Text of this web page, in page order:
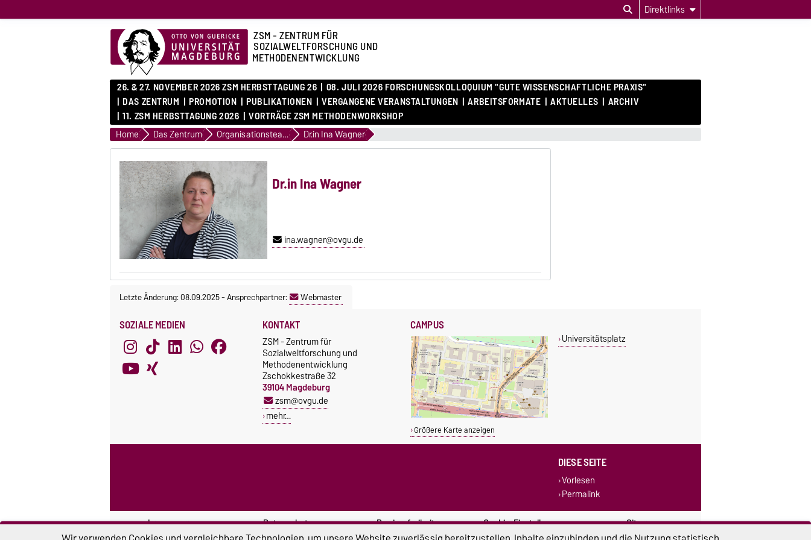
Direktlinks
ZSM - ZENTRUM FÜR
SOZIALWELTFORSCHUNG UND
METHODENENTWICKLUNG
26. & 27. NOVEMBER 2026 ZSM HERBSTTAGUNG 26 08. JULI 2026 FORSCHUNGSKOLLOQUIUM "GUTE WISSENSCHAFTLICHE PRAXIS"
DAS ZENTRUM
PROMOTION PUBLIKATIONEN VERGANGENE VERANSTALTUNGEN ARBEITSFORMATE AKTUELLES
ARCHIV
11. ZSM HERBSTTAGUNG 2026 VORTRÄGE ZSM METHODENWORKSHOP
Home Das Zentrum Organisationsteam Dr.in Ina Wagner
Dr.in Ina Wagner
ina.wagner@ovgu.de
Letzte Änderung: 08.09.2025-Ansprechpartner: Webmaster
SOZIALE MEDIEN KONTAKT
ZSM - Zentrum für
Sozialweltforschung und
Methodenentwicklung
Zschokkestraße 32
39104 Magdeburg
zsm@ovgu.de
mehr…
CAMPUS
Größere Karte anzeigen
Universitätsplatz
DIESE SEITE
Vorlesen
Permalink
Impressum Datenschutz Barrierefreiheit Cookie-Einstellungen Sitemap